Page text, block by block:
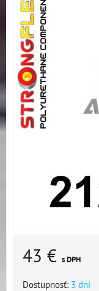
43 € s DPH
Dostupnosť: 3 dni